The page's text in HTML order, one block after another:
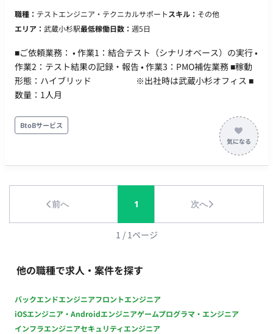
職種： テストエンジニア・テクニカルサポートスキル： その他
エリア： 武蔵小杉駅最低稼働日数： 週5日
■ご依頼業務： • 作業1：結合テスト（シナリオベース）の実行 •
作業2：テスト結果の記録・報告 • 作業3：PMO補佐業務 ■稼動
形態：ハイブリッド ※出社時は武蔵小杉オフィス ■
数量：1人月
BtoBサービス
前へ 1 次へ
1 / 1ページ
他の職種で求人・案件を探す
バックエンドエンジニアフロントエンジニア
iOSエンジニア・Androidエンジニアゲームプログラマ・エンジニア
インフラエンジニアセキュリティエンジニア